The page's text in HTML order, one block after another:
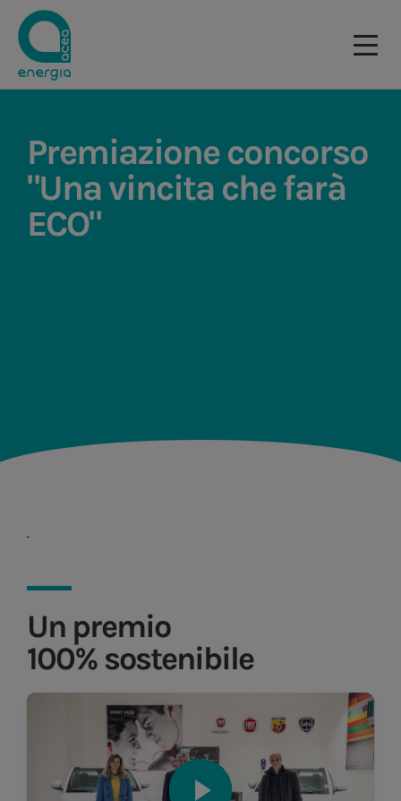
Premiazione concorso
"Una vincita che farà
ECO"
Un premio
100% sostenibile